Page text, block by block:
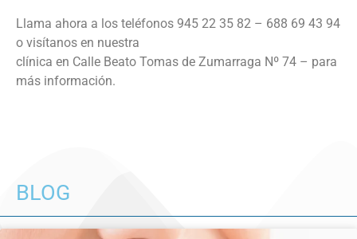
Llama ahora a los teléfonos 945 22 35 82 – 688 69 43 94
o visítanos en nuestra
clínica en Calle Beato Tomas de Zumarraga Nº 74 – para
más información.
BLOG